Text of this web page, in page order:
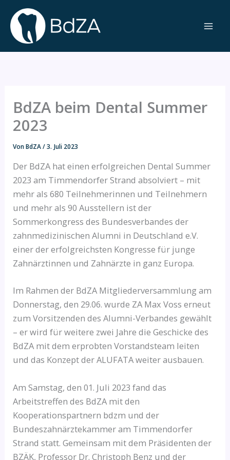
Inhalt
springen
BdZA beim Dental Summer
2023
VonBdZA/3. Juli 2023
Der BdZA hat einen erfolgreichen Dental Summer
2023 am Timmendorfer Strand absolviert – mit
mehr als 680 Teilnehmerinnen und Teilnehmern
und mehr als 90 Ausstellern ist der
Sommerkongress des Bundesverbandes der
zahnmedizinischen Alumni in Deutschland e.V.
einer der erfolgreichsten Kongresse für junge
Zahnärztinnen und Zahnärzte in ganz Europa.
Im Rahmen der BdZA Mitgliederversammlung am
Donnerstag, den 29.06. wurde ZA Max Voss erneut
zum Vorsitzenden des Alumni-Verbandes gewählt
– er wird für weitere zwei Jahre die Geschicke des
BdZA mit dem erprobten Vorstandsteam leiten
und das Konzept der ALUFATA weiter ausbauen.
Am Samstag, den 01. Juli 2023 fand das
Arbeitstreffen des BdZA mit den
Kooperationspartnern bdzm und der
Bundeszahnärztekammer am Timmendorfer
Strand statt. Gemeinsam mit dem Präsidenten der
BZÄK, Professor Dr. Christoph Benz und der